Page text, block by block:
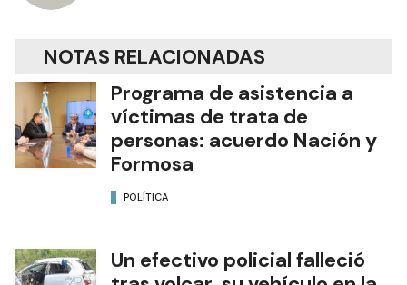
NOTAS RELACIONADAS
Programa de asistencia a
víctimas de trata de
personas: acuerdo Nación y
Formosa
POLÍTICA
Un efectivo policial falleció